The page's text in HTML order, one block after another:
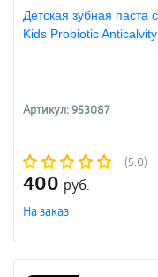
Детская зубная паста
Kids Probiotic
Артикул: 953087
(5.0)
400 руб.
На заказ